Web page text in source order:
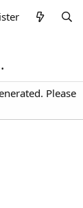
Please